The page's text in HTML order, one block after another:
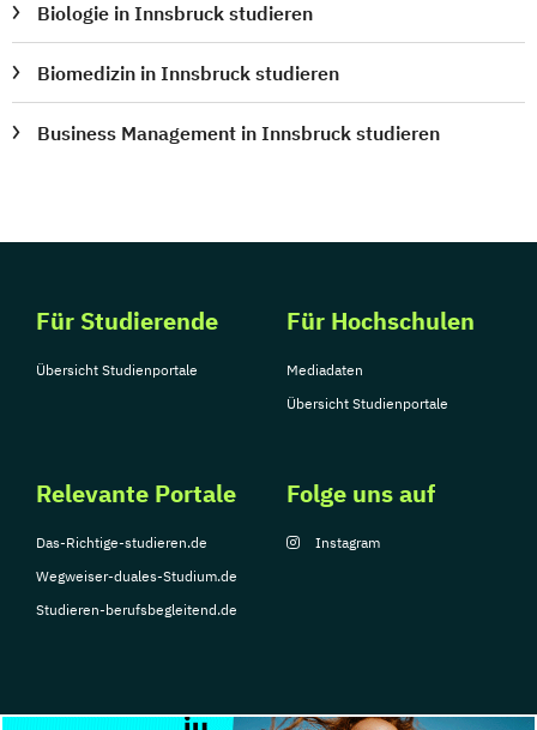
Biologie in Innsbruck studieren
Biomedizin in Innsbruck studieren
Business Management in Innsbruck studieren
Für Studierende
Übersicht Studienportale
Für Hochschulen
Mediadaten
Übersicht Studienportale
Relevante Portale
Das-Richtige-studieren.de
Wegweiser-duales-Studium.de
Studieren-berufsbegleitend.de
Folge uns auf
Instagram